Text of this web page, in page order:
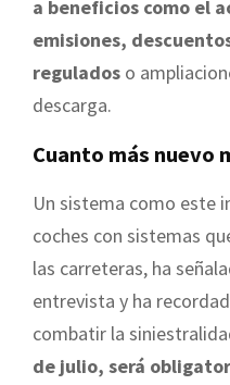
a beneficios como el
emisiones,
regulados o
descarga.
Cuanto más nuevo
Un sistema como este
coches con sistemas
las carreteras, ha
entrevista y ha
combatir la
de julio, será